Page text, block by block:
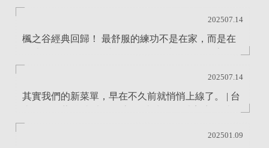
202507.14
楓之谷經典回歸！ 最舒服的練功不是在家，而是在
貓咪包圍的61！ | 台南布偶貓舍,台南布偶貓買賣,台...
202507.14
其實我們的新菜單，早在不久前就悄悄上線了。 | 台
南買貓推薦,台南幼貓買賣,貓咪洗澡,貓咪美容,台南...
202501.09